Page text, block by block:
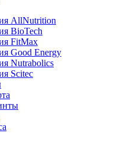
AllNutrition
BioTech
FitMax
Good Energy
Nutrabolics
Scitec